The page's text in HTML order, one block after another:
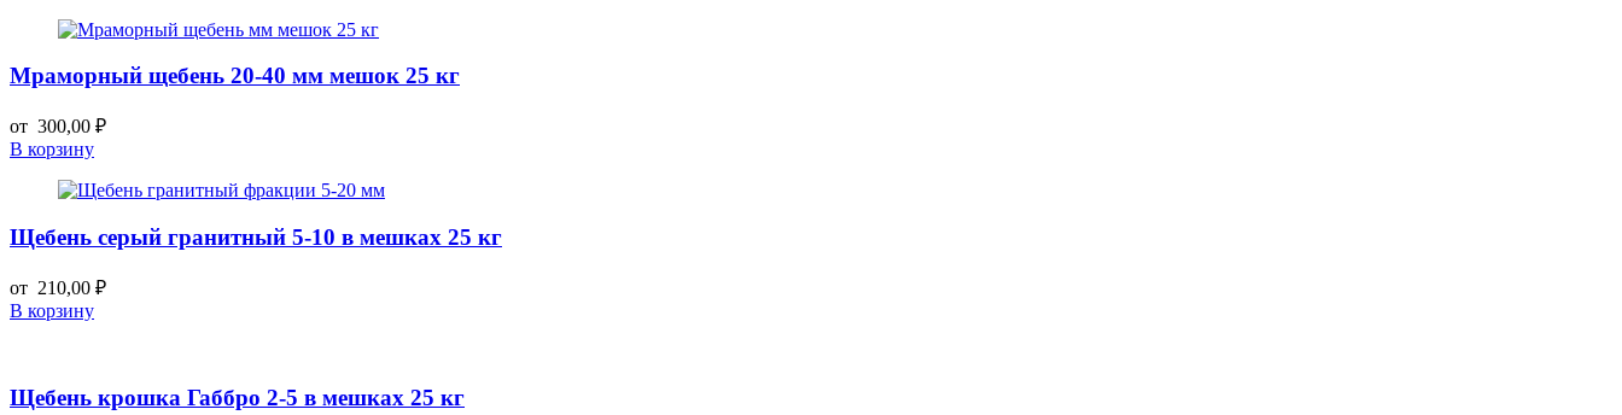
Мраморный щебень 20-40 мм мешок 25 кг
от 300,00 ₽
В корзину
Щебень серый гранитный 5-10 в мешках 25 кг
от 210,00 ₽
В корзину
Щебень крошка Габбро 2-5 в мешках 25 кг